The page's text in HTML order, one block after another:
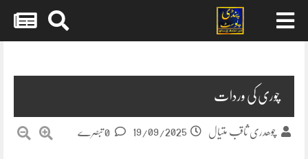
چوری کی وردات
چوھدری ثاقب متیال 19/09/2025